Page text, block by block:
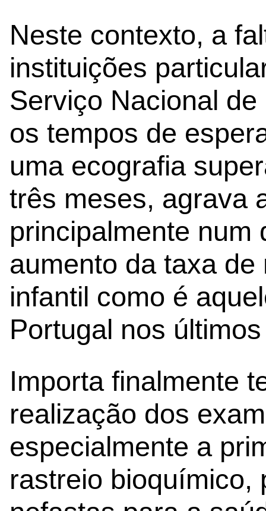
Neste contexto, a
instituições
Serviço Nacional
os tempos de
uma ecografia
três meses, agrava
principalmente num
aumento da taxa
infantil como é
Portugal nos
Importa finalmente
realização dos
especialmente a
rastreio bioquímico,